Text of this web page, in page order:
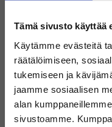
Tämä sivusto käyttää
Käytämme evästeitä
räätälöimiseen,
tukemiseen ja
jaamme sosiaalisen
alan
sivustoamme.
Emolevyn ja
liitännät
Vaikka emolevy ja
riippuvat toisistaan, jotta
suorittaa laskelmia ja
prosessorin ja muiden